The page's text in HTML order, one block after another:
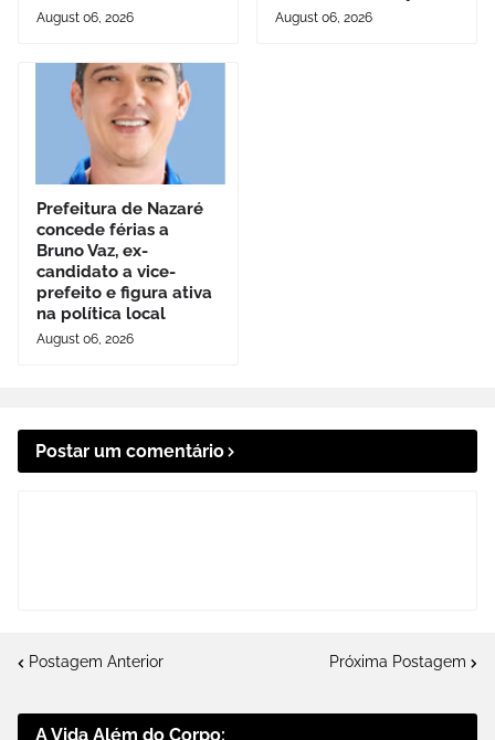
August 06, 2026 August 06, 2026
Prefeitura de Nazaré
concede férias a
Bruno Vaz, ex-
candidato a vice-
prefeito e figura ativa
na política local
August 06, 2026
Postar um comentário
Postagem Anterior Próxima Postagem
A Vida Além do Corpo: